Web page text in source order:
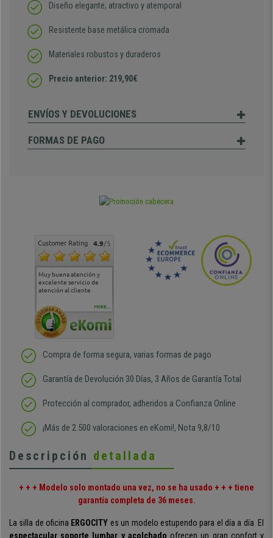
Diseño elegante, atractivo y atemporal
Resistente base metálica cromada
Materiales robustos y duraderos
Precio anterior: 219,90€
ENVÍOS Y DEVOLUCIONES
FORMAS DE PAGO
Customer Rating 4.9/5
Muy buena atención y
excelente servicio de
atención al cliente
Muy buena atención de
cara al asesoramiento
Si estoy contento
MORE...
Compra de forma segura, varias formas de pago
Garantía de Devolución 30 Días, 3 Años de Garantía Total
Protección al comprador, adheridos a Confianza Online
¡Más de 2.500 valoraciones en eKomi!, Nota 9,8/10
Descripción detallada
+ + + Modelo solo montado una vez, no se ha usado + + + tiene
garantía completa de 36 meses.
La silla de oficina ERGOCITY es un modelo estupendo para el día a día. El
espectacular soporte lumbar y acolchado ofrecen un gran confort y